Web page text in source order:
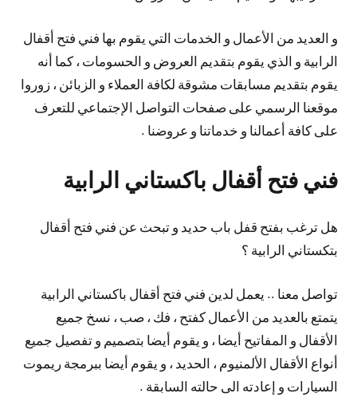
و العديد من الأعمال و الخدمات التي يقوم بها فني فتح أقفال
الرابية و الذي يقوم بتقديم العروض و الحسومات ، كما أنه
يقوم بتقديم مسابقات مشوقة لكافة العملاء و الزبائن ، زوروا
موقعنا الرسمي على صفحات التواصل الإجتماعي للتعرف
على كافة أعمالنا و خدماتنا و عروضنا .
فني فتح أقفال باكستاني الرابية
هل ترغب بفتح قفل باب حديد و تبحث عن فني فتح أقفال
بتكستاني الرابية ؟
تواصل معنا .. يعمل لدين فني فتح أقفال باكستاني الرابية
يتمتع بالعديد من الأعمال كفتح ، فك ، صب ، نسخ جميع
الأقفال و المفاتيح أيضا ، و يقوم أيضا بتصميم و تفصيل جميع
أنواع الأقفال الألمنيوم ، الحديد ، و يقوم أيضا ببرمجة ريموت
السيارات و إعادته الى حالته السابقة .